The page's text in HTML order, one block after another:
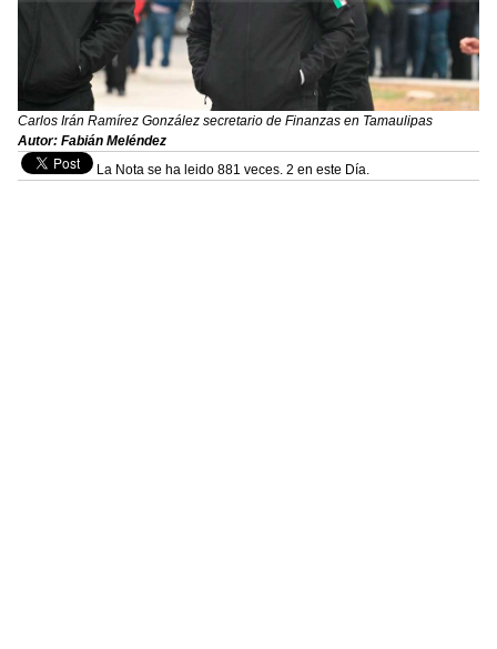
Carlos Irán Ramírez González secretario de Finanzas en Tamaulipas
Autor: Fabián Meléndez
La Nota se ha leido 881 veces. 2 en este Día.